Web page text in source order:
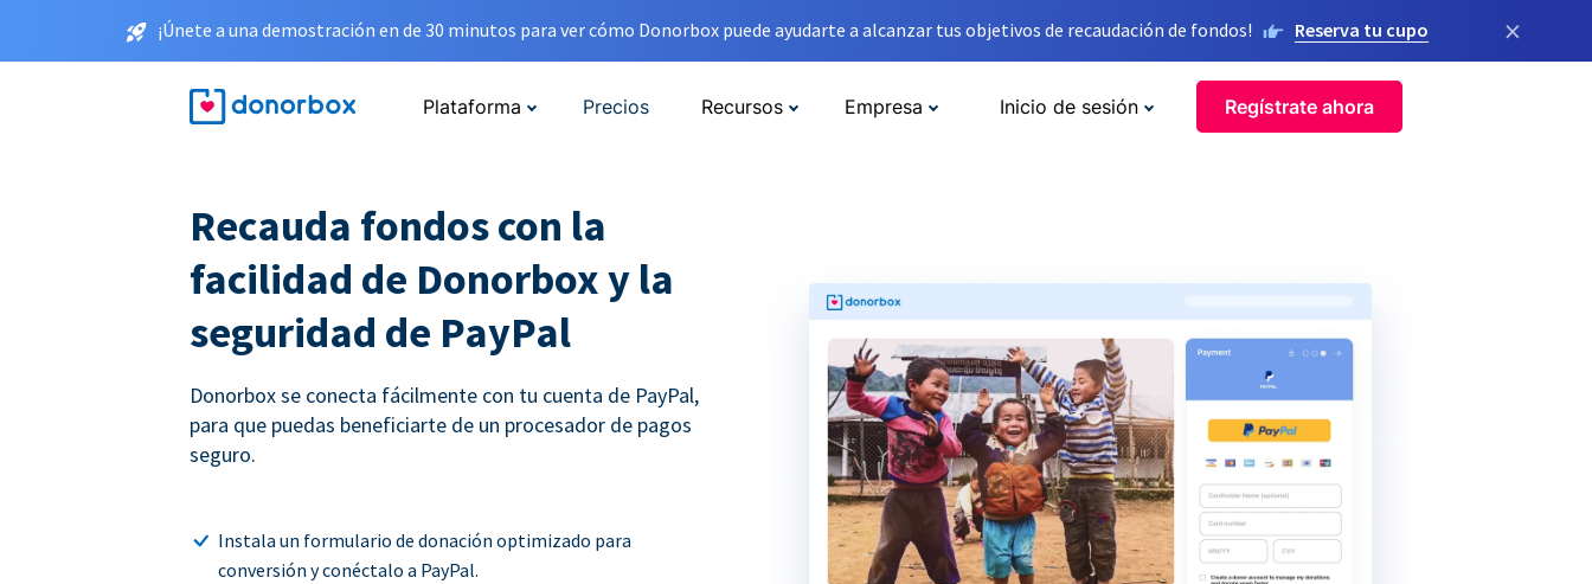
¡Únete a una demostración en de 30 minutos para ver cómo Donorbox puede ayudarte a alcanzar tus objetivos de recaudación de fondos! Reserva tu cupo ×
Plataforma Precios Recursos Empresa Inicio de sesión Regístrate ahora
Recauda fondos con la
facilidad de Donorbox y la
seguridad de PayPal
Donorbox se conecta fácilmente con tu cuenta de PayPal,
para que puedas beneficiarte de un procesador de pagos
seguro.
Instala un formulario de donación optimizado para
conversión y conéctalo a PayPal.